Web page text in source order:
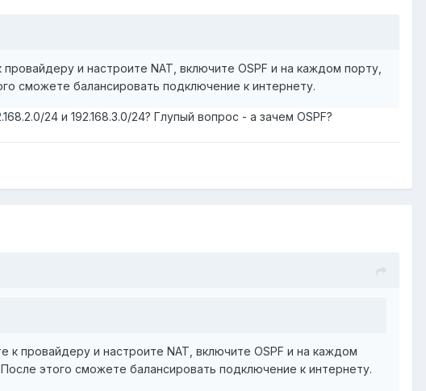
и настроите NAT, включите OSPF и на каждом порту,
сможете балансировать подключение к интернету.
24 и 192.168.3.0/24? Глупый вопрос - а зачем OSPF?
к провайдеру и настроите NAT, включите OSPF и на каждом
этого сможете балансировать подключение к интернету.